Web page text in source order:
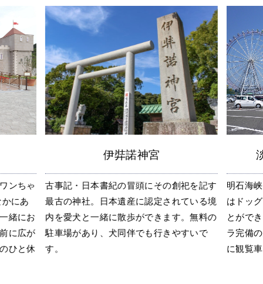
ンちゃ
にあ
緒にお
に広が
ひと休
伊弉諾神宮
古事記・日本書紀の冒頭にその創祀を記す
最古の神社。日本遺産に認定されている境
内を愛犬と一緒に散歩ができます。無料の
駐車場があり、犬同伴でも行きやすいで
す。
明石海
はドッ
とがで
ラ完備
に観覧